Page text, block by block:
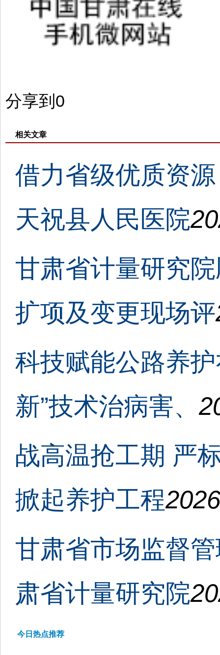
分享到 0
相关文章
借力省级优质资
天祝县人民医院
甘肃省计量研究
扩项及变更现场评
科技赋能公路养
新”技术治病害、
战高温抢工期 严
掀起养护工程
甘肃省市场监督
肃省计量研究院
今日热点推荐